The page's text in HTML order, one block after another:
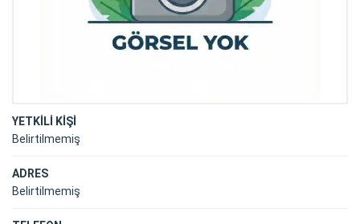
YETKİLİ KİŞİ
Belirtilmemiş
ADRES
Belirtilmemiş